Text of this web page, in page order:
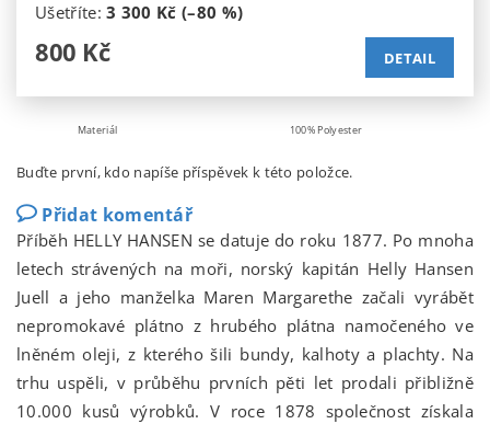
Ušetříte:3 300 Kč (–80 %)
800 Kč DETAIL
Materiál 100% Polyester
Buďte první, kdo napíše příspěvek k této položce.
Přidat komentář
Příběh HELLY HANSEN se datuje do roku 1877. Po mnoha
letech strávených na moři, norský kapitán Helly Hansen
Juell a jeho manželka Maren Margarethe začali vyrábět
nepromokavé plátno z hrubého plátna namočeného ve
lněném oleji, z kterého šili bundy, kalhoty a plachty. Na
trhu uspěli, v průběhu prvních pěti let prodali přibližně
10.000 kusů výrobků. V roce 1878 společnost získala